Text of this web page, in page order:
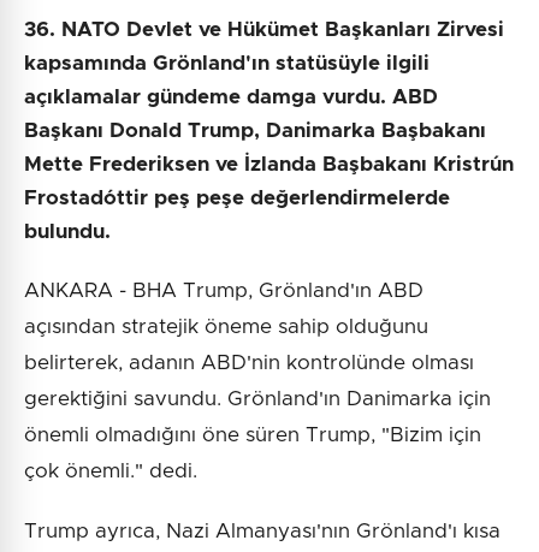
36. NATO Devlet ve Hükümet Başkanları Zirvesi
kapsamında Grönland'ın statüsüyle ilgili
açıklamalar gündeme damga vurdu. ABD
Başkanı Donald Trump, Danimarka Başbakanı
Mette Frederiksen ve İzlanda Başbakanı Kristrún
Frostadóttir peş peşe değerlendirmelerde
bulundu.
ANKARA - BHA Trump, Grönland'ın ABD
açısından stratejik öneme sahip olduğunu
belirterek, adanın ABD'nin kontrolünde olması
gerektiğini savundu. Grönland'ın Danimarka için
önemli olmadığını öne süren Trump, "Bizim için
çok önemli." dedi.
Trump ayrıca, Nazi Almanyası'nın Grönland'ı kısa